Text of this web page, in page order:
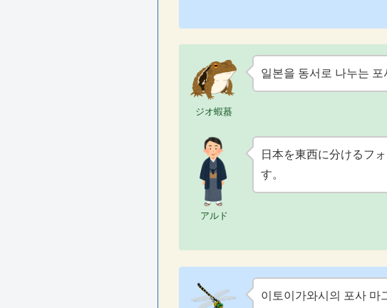
ジオ蝦蟇
일본을 동서로 나누는
アルド
日本を東西に分けるフ
す。
이토이가와시의 포사 마